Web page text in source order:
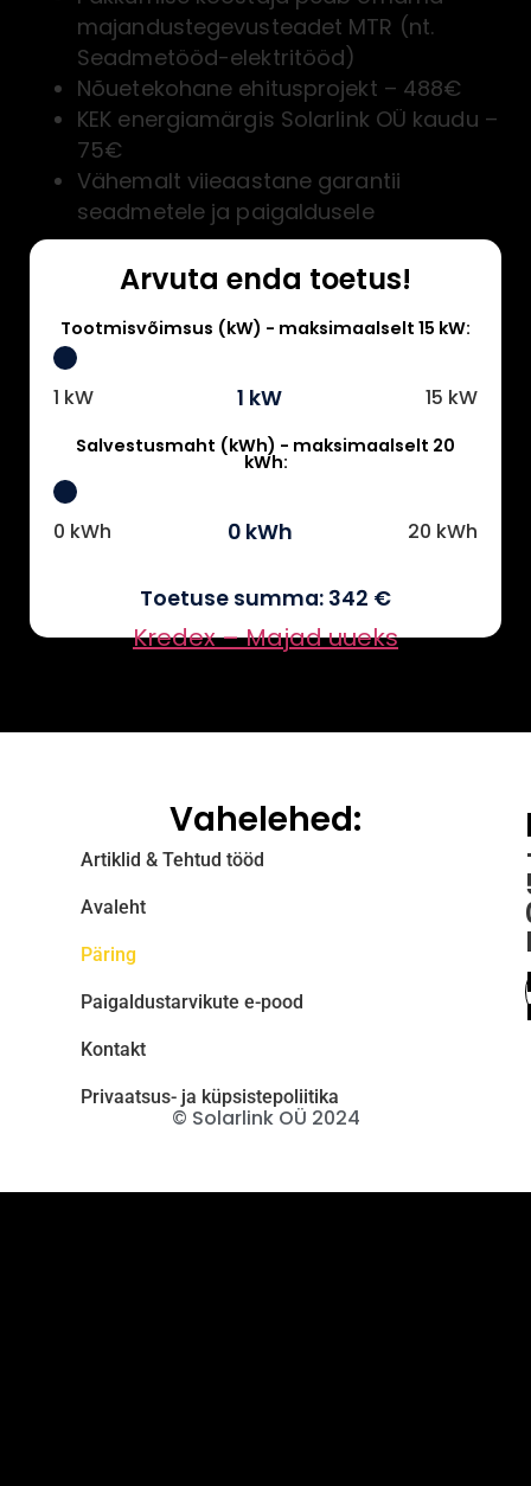
majandustegevusteadet MTR (nt.
Seadmetööd-elektritööd)
Nõuetekohane ehitusprojekt – 488€
KEK energiamärgis Solarlink OÜ kaudu –
75€
Vähemalt viieaastane garantii
seadmetele ja paigaldusele
Arvuta enda toetus!
Tootmisvõimsus (kW) - maksimaalselt 15 kW:
1 kW 1 kW 15 kW
Salvestusmaht (kWh) - maksimaalselt 20
kWh:
0 kWh 0 kWh 20 kWh
Toetuse summa: 342 €
Kredex – Majad uueks
Vahelehed:
Artiklid & Tehtud tööd
Avaleht
Päring
Paigaldustarvikute e-pood
Kontakt
Privaatsus- ja küpsistepoliitika
© Solarlink OÜ 2024